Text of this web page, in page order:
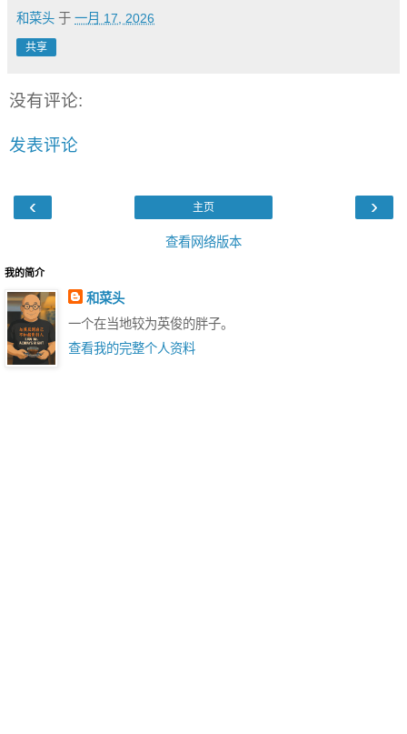
和菜头 于 一月 17, 2026
共享
没有评论:
发表评论
‹ ›
主页
查看网络版本
我的简介
和菜头
一个在当地较为英俊的胖子。
查看我的完整个人资料